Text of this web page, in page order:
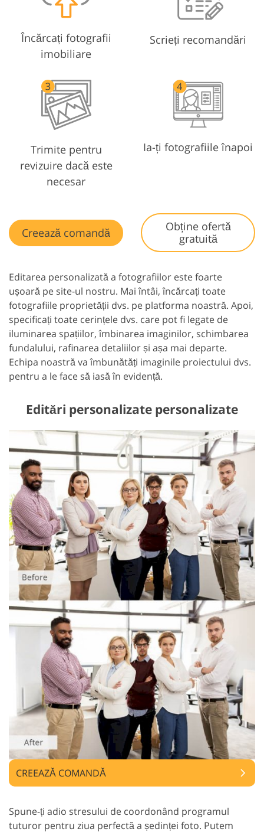
Încărcați fotografii
imobiliare
Scrieți recomandări
Trimite pentru
revizuire dacă este
necesar
Ia-ți fotografiile înapoi
Creează comandă
Obține ofertă
gratuită
Editarea personalizată a fotografiilor este foarte
ușoară pe site-ul nostru. Mai întâi, încărcați toate
fotografiile proprietății dvs. pe platforma noastră. Apoi,
specificați toate cerințele dvs. care pot fi legate de
iluminarea spațiilor, îmbinarea imaginilor, schimbarea
fundalului, rafinarea detaliilor și așa mai departe.
Echipa noastră va îmbunătăți imaginile proiectului dvs.
pentru a le face să iasă în evidență.
Editări personalizate personalizate
CREEAZĂ COMANDĂ
Spune-ți adio stresului de coordonând programul
tuturor pentru ziua perfectă a ședinței foto. Putem